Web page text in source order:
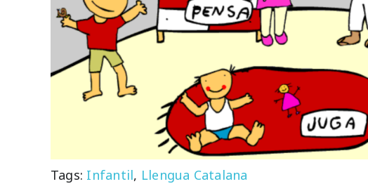
Tags: Infantil, Llengua Catalana